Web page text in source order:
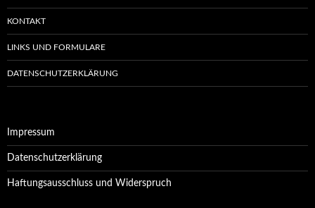
KONTAKT
LINKS UND FORMULARE
DATENSCHUTZERKLÄRUNG
Impressum
Datenschutzerklärung
Haftungsausschluss und Widerspruch